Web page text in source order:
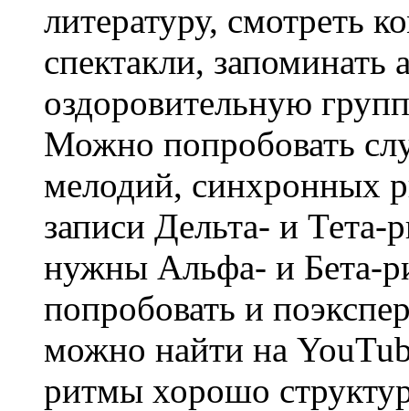
литературу, смотреть
спектакли,
оздоровительную
Можно попробовать
мелодий, синхронных
записи Дельта- и
нужны Альфа- и Бета-
попробовать и
можно найти на
ритмы хорошо